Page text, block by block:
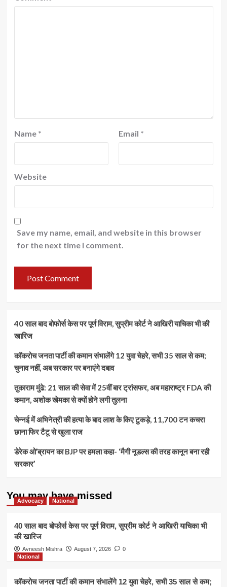
Name * Email *
Website
Save my name, email, and website in this browser
for the next time I comment.
40 साल बाद बोफोर्स केस पर पूर्ण विराम, सुप्रीम कोर्ट ने आखिरी याचिका भी की
खारिज
कॉकरोच जनता पार्टी की कमान संभालेंगे 12 युवा चेहरे, सभी 35 साल से कम;
चुनाव नहीं, अब सरकार पर बनाएंगे दबाव
तुकाराम मुंढे: 21 साल की सेवा में 25वीं बार ट्रांसफर, अब महाराष्ट्र FDA की
कमान, अशोक खेमका से क्यों होने लगी तुलना
चेन्नई में अभिनेत्री की हत्या के बाद लाश के किए टुकड़े, 11,700 टन कचरा
छाना फिर टैटू से खुला राज
डेरेक ओ’ब्रायन का BJP पर हमला कहा- ‘मैगी नूडल्स की तरह कानून बना रही
सरकार’
You may have missed
Advocacy National
40 साल बाद बोफोर्स केस पर पूर्ण विराम, सुप्रीम कोर्ट ने आखिरी याचिका भी
की खारिज
Avneesh Mishra August 7, 2026
0
National
कॉकरोच जनता पार्टी की कमान संभालेंगे 12 युवा चेहरे, सभी 35 साल से कम;